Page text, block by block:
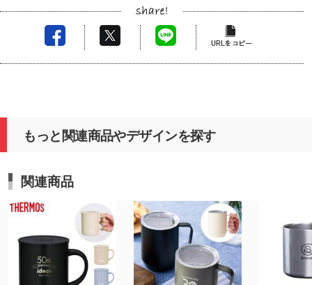
もっと関連商品やデザインを探す
関連商品